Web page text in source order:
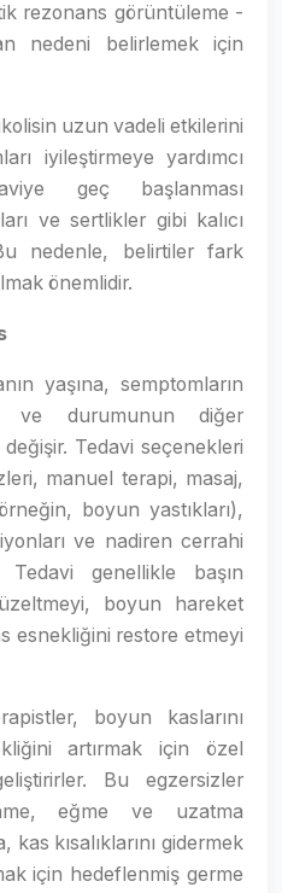
rezonans görüntüleme -
nedeni belirlemek için
uzun vadeli etkilerini
iyileştirmeye yardımcı
geç başlanması
ve sertlikler gibi kalıcı
nedenle, belirtiler fark
önemlidir.
yaşına, semptomların
ve durumunun diğer
Tedavi seçenekleri
manuel terapi, masaj,
boyun yastıkları),
ve nadiren cerrahi
genellikle başın
boyun hareket
esnekliğini restore etmeyi
boyun kaslarını
artırmak için özel
Bu egzersizler
eğme ve uzatma
kas kısalıklarını gidermek
için hedeflenmiş germe